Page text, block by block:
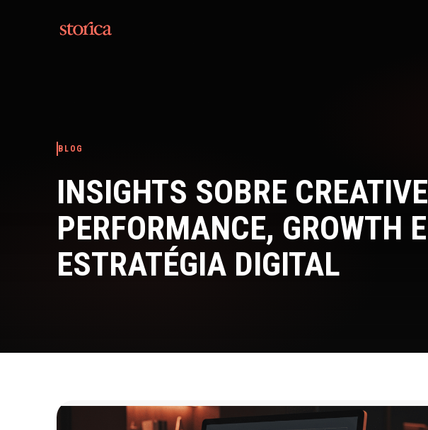
BLOG
INSIGHTS SOBRE CREATIVE
PERFORMANCE, GROWTH E
ESTRATÉGIA DIGITAL